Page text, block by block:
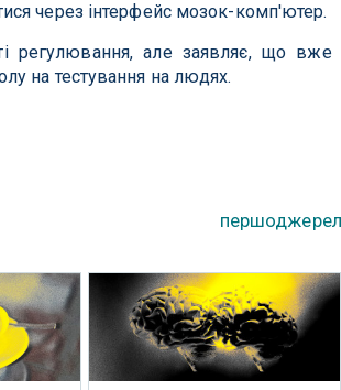
через інтерфейс мозок-комп'ютер.
регулювання, але заявляє, що вже
на тестування на людях.